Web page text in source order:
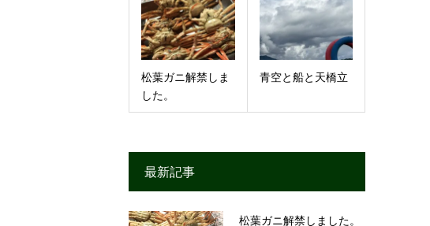
松葉ガニ解禁しま
した。
青空と船と天橋立
最新記事
松葉ガニ解禁しました。